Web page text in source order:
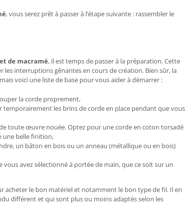
, vous serez prêt à passer à l’étape suivante : rassembler le
de macramé, il est temps de passer à la préparation. Cette
interruptions gênantes en cours de création. Bien sûr, la
voici une liste de base pour vous aider à démarrer :
la corde proprement,
les brins de corde en place pendant que vous
toute œuvre nouée. Optez pour une corde en coton torsadé
une belle finition,
un bâton en bois ou un anneau (métallique ou en bois)
vous avez sélectionné à portée de main, que ce soit sur un
le bon matériel et notamment le bon type de fil. Il en
différent et qui sont plus ou moins adaptés selon les